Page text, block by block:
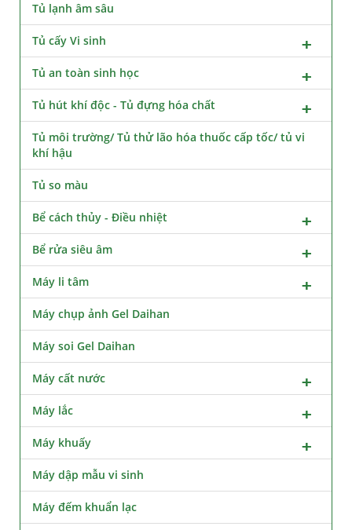
Tủ lạnh âm sâu
Tủ cấy Vi sinh
Tủ an toàn sinh học
Tủ hút khí độc - Tủ đựng hóa chất
Tủ môi trường/ Tủ thử lão hóa thuốc cấp tốc/ tủ vi
khí hậu
Tủ so màu
Bể cách thủy - Điều nhiệt
Bể rửa siêu âm
Máy li tâm
Máy chụp ảnh Gel Daihan
Máy soi Gel Daihan
Máy cất nước
Máy lắc
Máy khuấy
Máy dập mẫu vi sinh
Máy đếm khuẩn lạc